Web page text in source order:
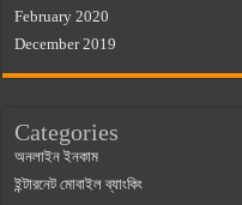
February 2020
December 2019
Categories
অনলাইন ইনকাম
ইন্টারনেট মোবাইল ব্যাংকিং